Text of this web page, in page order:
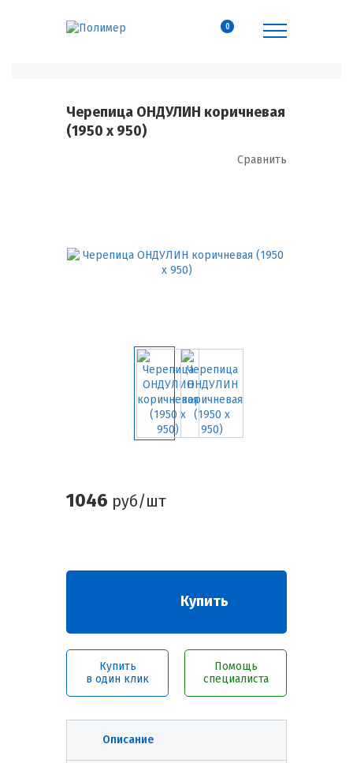
0
Черепица ОНДУЛИН коричневая
(1950 х 950)
Сравнить
1046 руб/шт
Купить
Купить
в один клик
Помощь
специалиста
Описание